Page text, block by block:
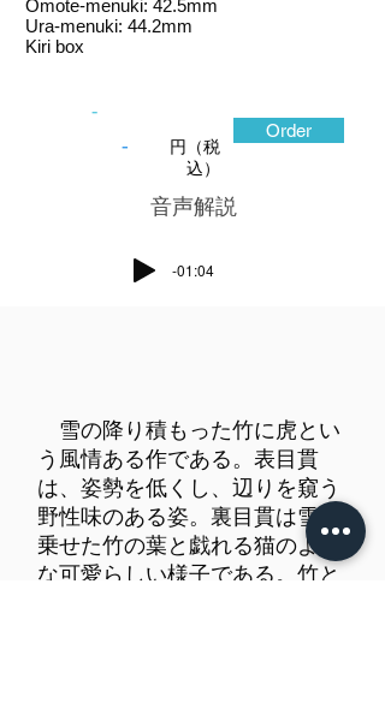
Omote-menuki: 42.5mm
Ura-menuki: 44.2mm
Kiri box
-
-
円（税
込）
Order
​音声解説
-01:04
雪の降り積もった竹に虎とい
う風情ある作である。表目貫
は、姿勢を低くし、辺りを窺う
野性味のある姿。裏目貫は雪を
乗せた竹の葉と戯れる猫のよう
な可愛らしい様子である。竹と